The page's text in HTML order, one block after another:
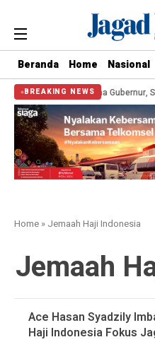
Beranda Home Nasional
BREAKING NEWS
Gratis Bersama Gubernur,
Home » Jemaah Haji Indonesia
Jemaah
Ace Hasan Syadzily
Haji Indonesia Fokus